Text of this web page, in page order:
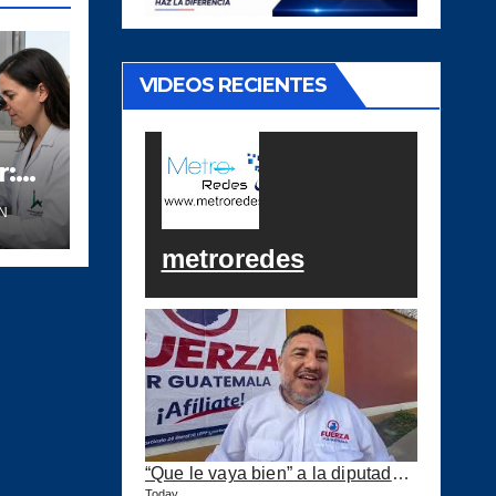
VIDEOS RECIENTES
metroredes
“Que le vaya bien” a la diputada Jovel…